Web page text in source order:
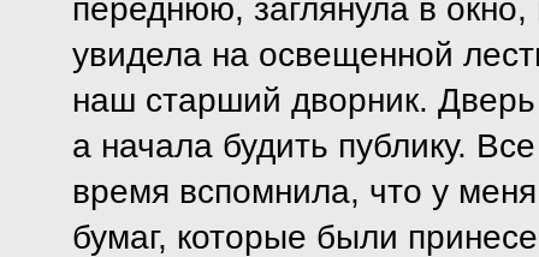
переднюю, заглянула в
увидела на освещенной
наш старший дворник.
а начала будить публику.
время вспомнила, что у
бумаг, которые были